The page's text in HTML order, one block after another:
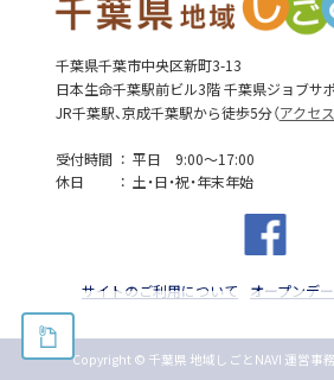
千葉県千葉市中央区新町3-13
日本生命千葉駅前ビル3階 千葉県ジョブサ
JR千葉駅、京成千葉駅から徒歩5分（アクセ
受付時間
平日 9:00～17:00
休日
土・日・祝・年末年始
サイトのご利用について オープンデ
Copyright © 千葉県 地域しごとNAVI 運営事